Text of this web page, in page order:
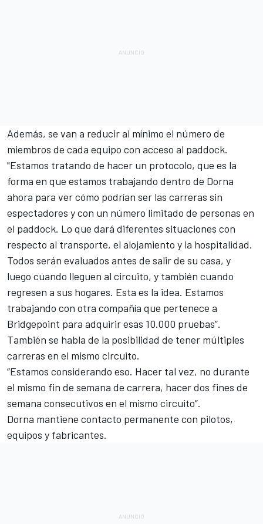
Además, se van a reducir al mínimo el número de
miembros de cada equipo con acceso al paddock.
"Estamos tratando de hacer un protocolo, que es la
forma en que estamos trabajando dentro de Dorna
ahora para ver cómo podrían ser las carreras sin
espectadores y con un número limitado de personas en
el paddock. Lo que dará diferentes situaciones con
respecto al transporte, el alojamiento y la hospitalidad.
Todos serán evaluados antes de salir de su casa, y
luego cuando lleguen al circuito, y también cuando
regresen a sus hogares. Esta es la idea. Estamos
trabajando con otra compañía que pertenece a
Bridgepoint para adquirir esas 10.000 pruebas”.
También se habla de la posibilidad de tener múltiples
carreras en el mismo circuito.
“Estamos considerando eso. Hacer tal vez, no durante
el mismo fin de semana de carrera, hacer dos fines de
semana consecutivos en el mismo circuito”.
Dorna mantiene contacto permanente con pilotos,
equipos y fabricantes.